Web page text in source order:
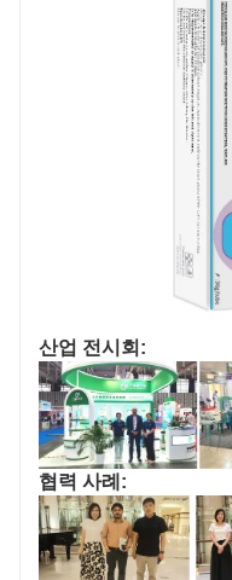
산업 전시회:
협력 사례: